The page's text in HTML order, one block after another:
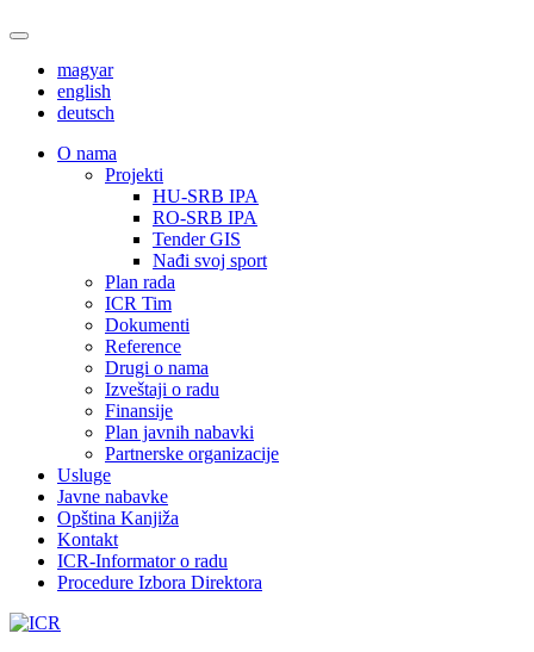
magyar
english
deutsch
О nama
Projekti
HU-SRB IPA
RO-SRB IPA
Tender GIS
Nađi svoj sport
Plan rada
ICR Tim
Dokumenti
Reference
Drugi o nama
Izveštaji o radu
Finansije
Plan javnih nabavki
Partnerske organizacije
Usluge
Javne nabavke
Opština Kanjiža
Kontakt
ICR-Informator o radu
Procedure Izbora Direktora